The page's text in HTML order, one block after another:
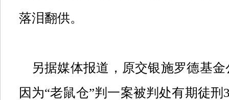
落泪翻供。
另据媒体报道，原交银施罗德基金
因为“老鼠仓”判一案被判处有期徒刑